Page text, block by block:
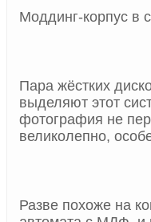
Моддинг-корпус в
Пара жёстких
выделяют этот
фотография не
великолепно,
Разве похоже на